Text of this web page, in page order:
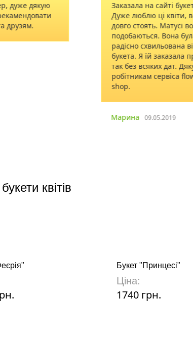
дуже дякую
друзям.
Заказала на сайті
Дуже люблю ці квіти,
довго стоять. Матусі
подобаються. Вона
радісно схвильована
букета. Я їй заказала
так без всяких дат.
робітникам сервіса
shop.
Марина 09.05.2019
квітів
Букет "Принцесі"
Ціна:
1740 грн.